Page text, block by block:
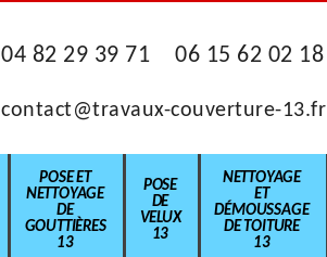
04 82 29 39 71 06 15 62 02 18
contact@travaux-couverture-13.fr
POSE ET
NETTOYAGE
DE
GOUTTIÈRES
13
POSE
DE
VELUX
13
NETTOYAGE
ET
DÉMOUSSAGE
DE TOITURE
13